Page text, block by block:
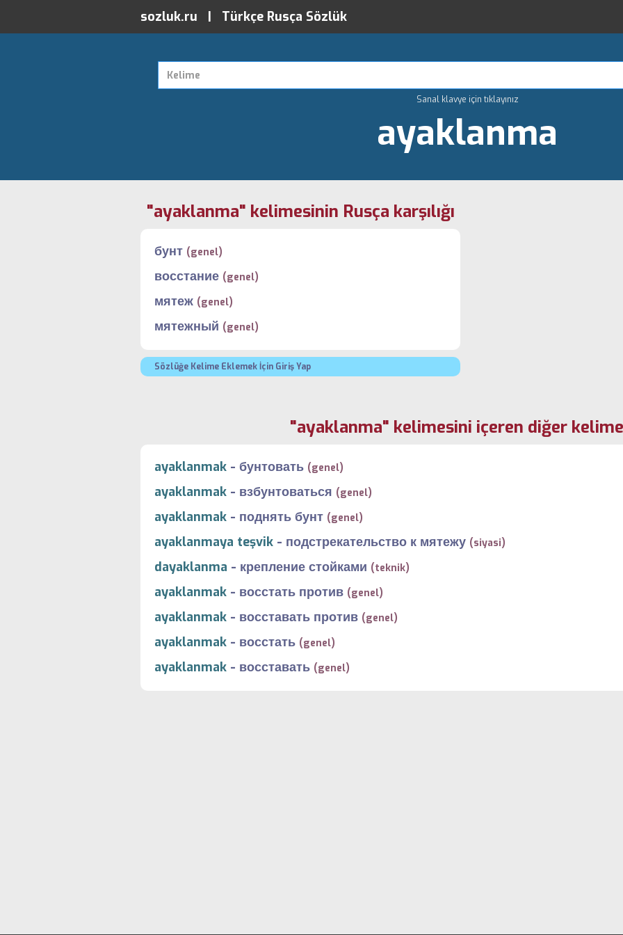
sozluk.ru | Türkçe Rusça Sözlük
Sanal klavye için tıklayınız
ayaklanma
"ayaklanma" kelimesinin Rusça karşılığı
бунт (genel)
восстание (genel)
мятеж (genel)
мятежный (genel)
Sözlüğe Kelime Eklemek İçin Giriş Yap
"ayaklanma" kelimesini içeren diğer
ayaklanmak - бунтовать (genel)
ayaklanmak - взбунтоваться (genel)
ayaklanmak - поднять бунт (genel)
ayaklanmaya teşvik - подстрекательство к мятежу (siyasi)
dayaklanma - крепление стойками (teknik)
ayaklanmak - восстать против (genel)
ayaklanmak - восставать против (genel)
ayaklanmak - восстать (genel)
ayaklanmak - восставать (genel)